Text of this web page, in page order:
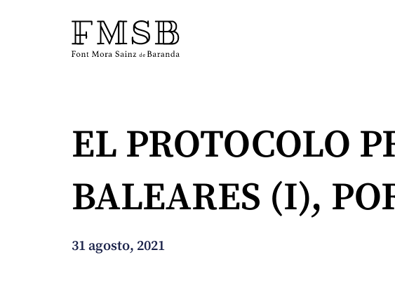
Font Mora Sainz de Baranda
Equipo
Servicios
EL PROTOCOLO
BALEARES (I),
31 agosto, 2021